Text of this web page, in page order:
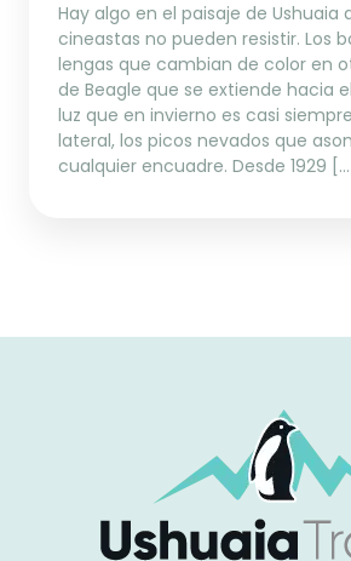
Hay algo en el paisaje de Ushuaia
cineastas no pueden resistir. Los
lengas que cambian de color en
de Beagle que se extiende hacia
luz que en invierno es casi
lateral, los picos nevados que
cualquier encuadre. Desde 1929 […]